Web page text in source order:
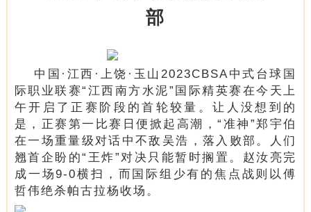
部
中国·江西·上饶·玉山2023CBSA中式台球国
际职业联赛“江西南方水泥”国际精英赛在今天上
午开启了正赛阶段的首轮较量。让人没想到的
是，正赛第一比赛日便掀起高潮，“准神”郑宇伯
在一场重量级对话中不敌吴浩，落入败部。人们
翘首企盼的“王炸”对决只能暂时搁置。赵汝亮完
成一场9-0横扫，而国际组少有的焦点战则以傅
哲伟绝杀帕古拉杨收场。